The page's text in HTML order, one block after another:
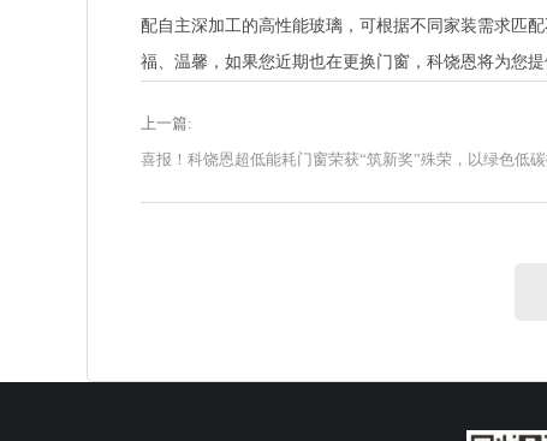
配自主深加工的高性能玻璃，可根据不同家装需求匹
福、温馨，如果您近期也在更换门窗，科饶恩将为您
上一篇: